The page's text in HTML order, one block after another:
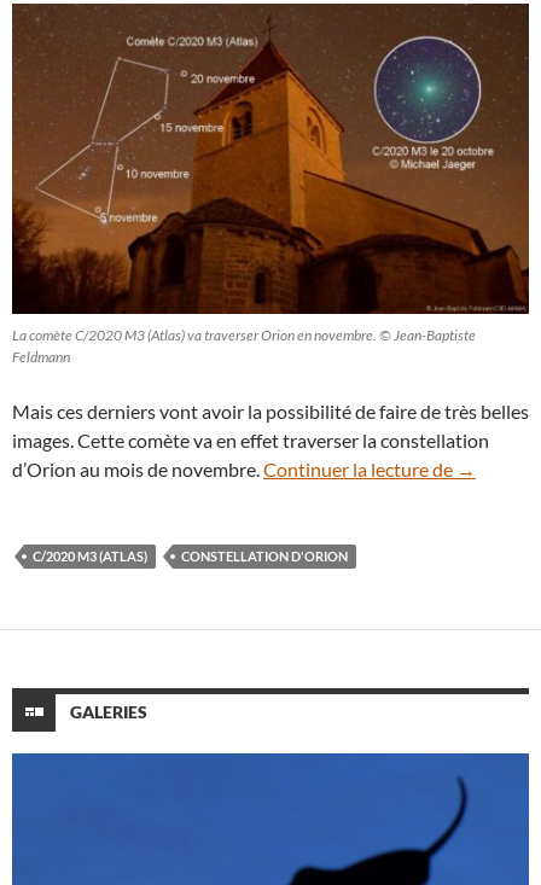
La comète C/2020 M3 (Atlas) va traverser Orion en novembre. © Jean-Baptiste
Feldmann
Mais ces derniers vont avoir la possibilité de faire de très belles
images. Cette comète va en effet traverser la constellation
d’Orion au mois de novembre. Continuer la lecture de C/2020
→
C/2020 M3 (ATLAS) CONSTELLATION D'ORION
GALERIES